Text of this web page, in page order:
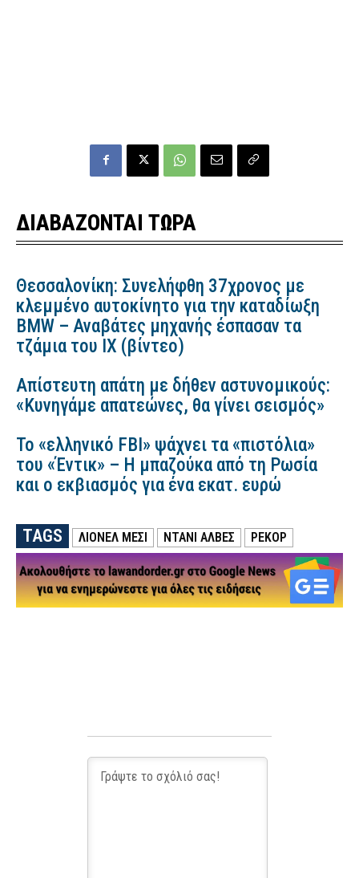
ΔΙΑΒΑΖΟΝΤΑΙ ΤΩΡΑ
Θεσσαλονίκη: Συνελήφθη 37χρονος με
κλεμμένο αυτοκίνητο για την καταδίωξη
BMW – Αναβάτες μηχανής έσπασαν τα
τζάμια του ΙΧ (βίντεο)
Απίστευτη απάτη με δήθεν αστυνομικούς:
«Κυνηγάμε απατεώνες, θα γίνει σεισμός»
Το «ελληνικό FBI» ψάχνει τα «πιστόλια»
του «Έντικ» – Η μπαζούκα από τη Ρωσία
και ο εκβιασμός για ένα εκατ. ευρώ
TAGS ΛΙΟΝΕΛ ΜΕΣΙ ΝΤΆΝΙ ΑΛΒΕΣ ΡΕΚΟΡ